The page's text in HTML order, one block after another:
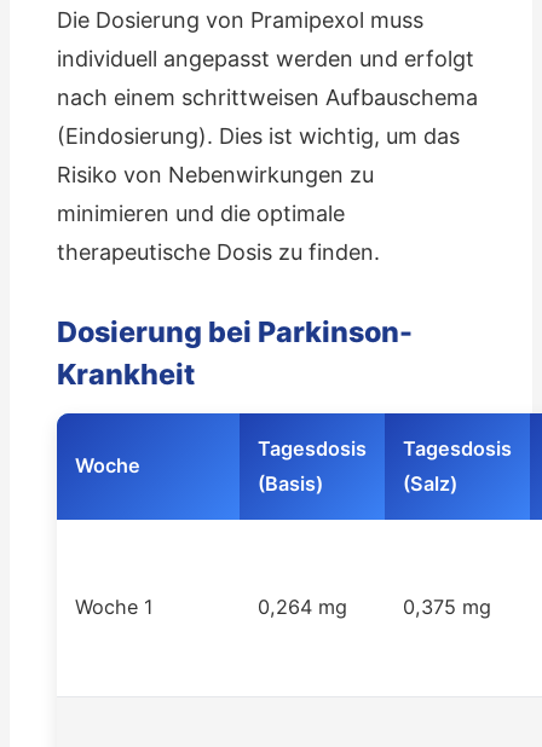
Die Dosierung von Pramipexol muss
individuell angepasst werden und erfolgt
nach einem schrittweisen Aufbauschema
(Eindosierung). Dies ist wichtig, um das
Risiko von Nebenwirkungen zu
minimieren und die optimale
therapeutische Dosis zu finden.
Dosierung bei Parkinson-
Krankheit
Woche
Tagesdosis
(Basis)
Tagesdosis
(Salz)
Woche 1 0,264 mg 0,375 mg